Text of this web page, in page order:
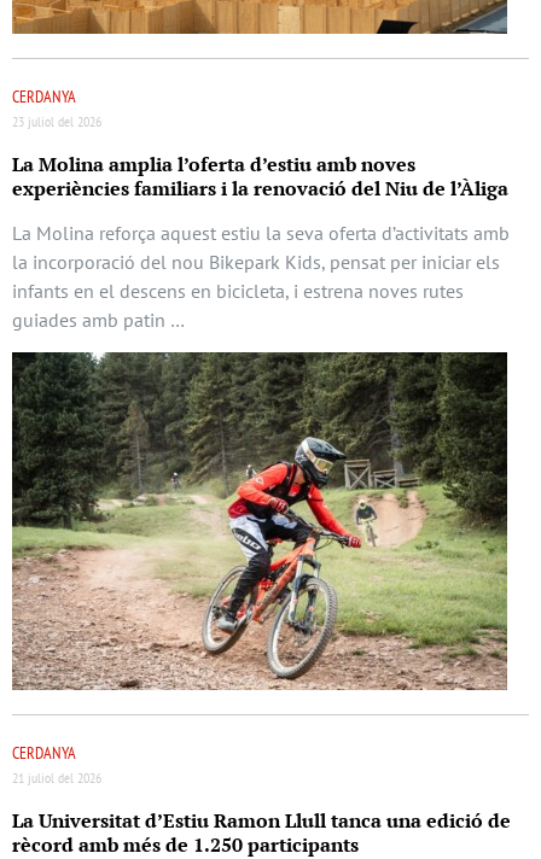
CERDANYA
23 juliol del 2026
La Molina amplia l’oferta d’estiu amb noves
experiències familiars i la renovació del Niu de l’Àliga
La Molina reforça aquest estiu la seva oferta d’activitats amb
la incorporació del nou Bikepark Kids, pensat per iniciar els
infants en el descens en bicicleta, i estrena noves rutes
guiades amb patin …
CERDANYA
21 juliol del 2026
La Universitat d’Estiu Ramon Llull tanca una edició de
rècord amb més de 1.250 participants